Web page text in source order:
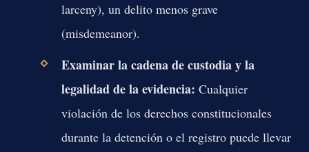
larceny), un delito menos grave
(misdemeanor).
Examinar la cadena de custodia y la
legalidad de la evidencia: Cualquier
violación de los derechos constitucionales
durante la detención o el registro puede llevar